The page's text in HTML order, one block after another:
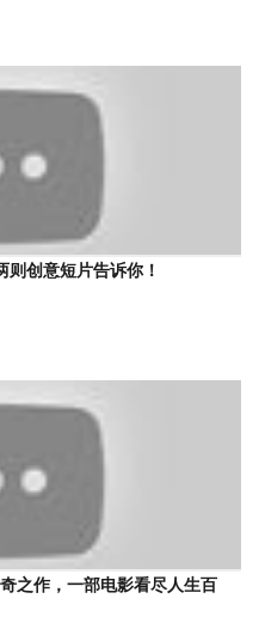
则创意短片告诉你！
之作，一部电影看尽人生百